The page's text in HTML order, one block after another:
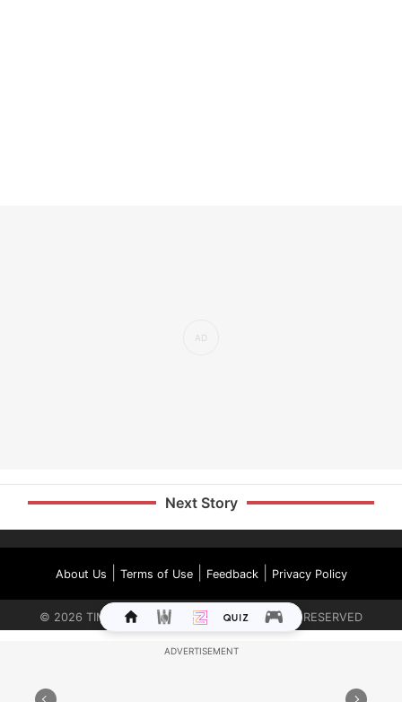
Next Story
About Us Terms of Use| Feedback| Privacy Policy
© 2026 TIMES INTERNET LIMITED. ALL RIGHTS RESERVED